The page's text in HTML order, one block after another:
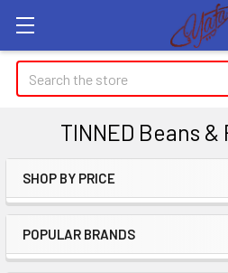
Search
TINNED Beans &
Sidebar
SHOP BY PRICE
POPULAR BRANDS